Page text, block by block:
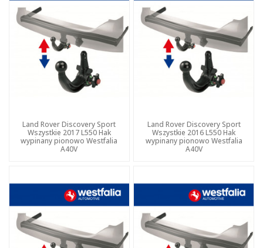
Land Rover Discovery Sport
Wszystkie 2017 L550 Hak
wypinany pionowo Westfalia
A40V
Land Rover Discovery Sport
Wszystkie 2016 L550 Hak
wypinany pionowo Westfalia
A40V